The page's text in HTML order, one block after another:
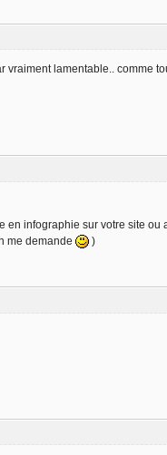
vraiment lamentable.. comme
en infographie sur votre site
me demande
)